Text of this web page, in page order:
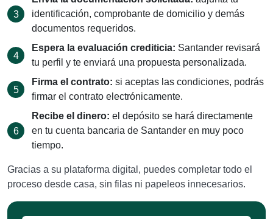
identificación, comprobante de domicilio y demás
documentos requeridos.
Espera la evaluación crediticia: Santander revisará
tu perfil y te enviará una propuesta personalizada.
Firma el contrato: si aceptas las condiciones, podrás
firmar el contrato electrónicamente.
Recibe el dinero: el depósito se hará directamente
en tu cuenta bancaria de Santander en muy poco
tiempo.
Gracias a su plataforma digital, puedes completar todo el
proceso desde casa, sin filas ni papeleos innecesarios.